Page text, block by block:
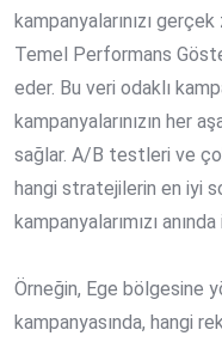
kampanyalarınızı
Temel Performans
eder. Bu veri odaklı
kampanyalarınızın her
sağlar. A/B testleri ve
hangi stratejilerin en iyi
kampanyalarımızı
Örneğin, Ege bölgesine
kampanyasında, hangi